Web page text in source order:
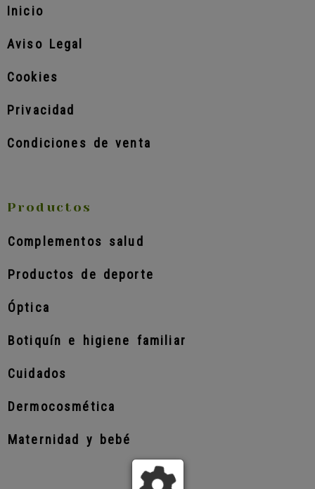
Inicio
Aviso Legal
Cookies
Privacidad
Condiciones de venta
Productos
Complementos salud
Productos de deporte
Óptica
Botiquín e higiene familiar
Cuidados
Dermocosmética
Maternidad y bebé